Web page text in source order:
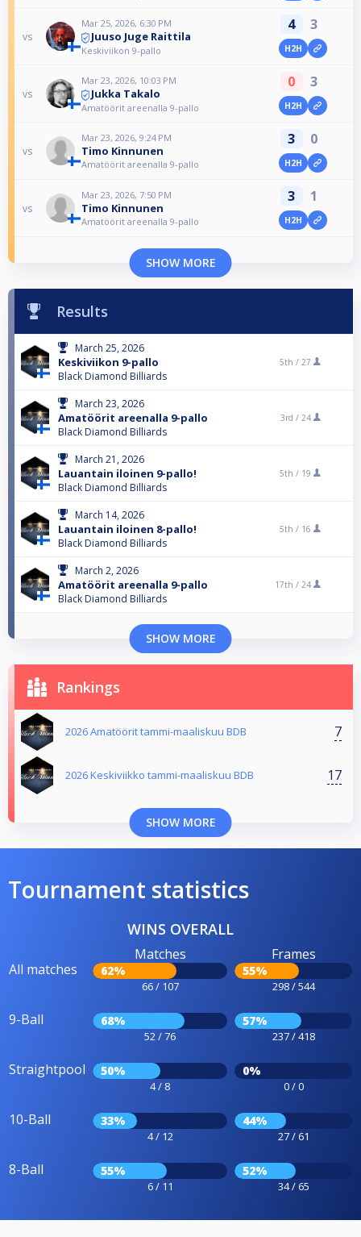
vs
Mar 25, 2026, 6:30 PM
Juuso Juge Raittila
Keskiviikon 9-pallo
4 3
H2H
vs
Mar 23, 2026, 10:03 PM
Jukka Takalo
Amatöörit areenalla 9-pallo
0 3
H2H
vs
Mar 23, 2026, 9:24 PM
Timo Kinnunen
Amatöörit areenalla 9-pallo
3 0
H2H
vs
Mar 23, 2026, 7:50 PM
Timo Kinnunen
Amatöörit areenalla 9-pallo
3 1
H2H
SHOW MORE
Results
March 25, 2026
Keskiviikon 9-pallo
Black Diamond Billiards
5th / 27
March 23, 2026
Amatöörit areenalla 9-pallo
Black Diamond Billiards
3rd / 24
March 21, 2026
Lauantain iloinen 9-pallo!
Black Diamond Billiards
5th / 19
March 14, 2026
Lauantain iloinen 8-pallo!
Black Diamond Billiards
5th / 16
March 2, 2026
Amatöörit areenalla 9-pallo
Black Diamond Billiards
17th / 24
SHOW MORE
Rankings
2026 Amatöörit tammi-maaliskuu BDB 7
2026 Keskiviikko tammi-maaliskuu BDB 17
SHOW MORE
Tournament statistics
WINS OVERALL
All matches
Matches
62%
66 / 107
Frames
55%
298 / 544
9-Ball 68%
52 / 76
57%
237 / 418
Straightpool 50%
4 / 8
0%
0 / 0
10-Ball 33%
4 / 12
44%
27 / 61
8-Ball 55%
6 / 11
52%
34 / 65